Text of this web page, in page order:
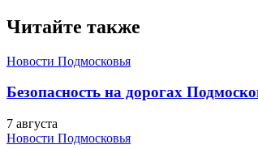
Читайте также
Новости Подмосковья
Безопасность на дорогах
7 августа
Новости Подмосковья